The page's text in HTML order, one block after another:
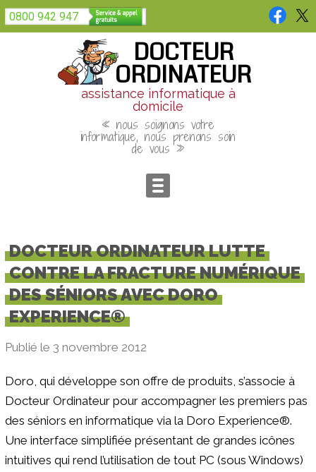
0800 942 947
DOCTEUR
ORDINATEUR
assistance informatique à
domicile
« nous soignons votre
informatique, nous prenons soin
de vous »
DOCTEUR ORDINATEUR LUTTE
CONTRE LA FRACTURE NUMÉRIQUE
DES SÉNIORS AVEC DORO
EXPERIENCE®
Publié le 3 novembre 2012
Doro, qui développe son offre de produits, s’associe à
Docteur Ordinateur pour accompagner les premiers pas
des séniors en informatique via la Doro Experience®.
Une interface simplifiée présentant de grandes icônes
intuitives qui rend l’utilisation de tout PC (sous Windows)
Panneau de gestion des cookies